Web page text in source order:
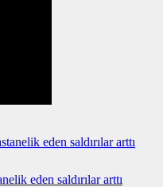
eden saldırılar arttı